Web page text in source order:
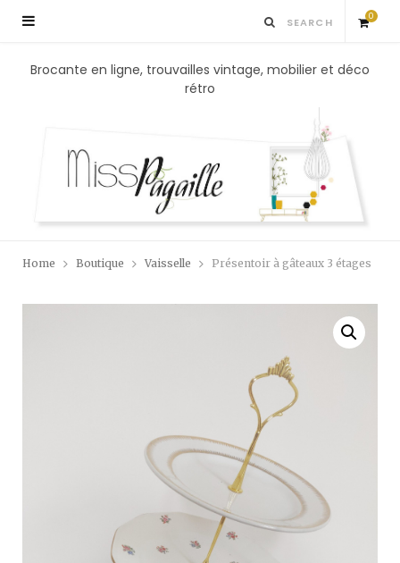
0
S
p
n
Brocante en ligne, trouvailles vintage, mobilier et déco
rétro
Home Boutique Vaisselle Présentoir à gâteaux 3 étages